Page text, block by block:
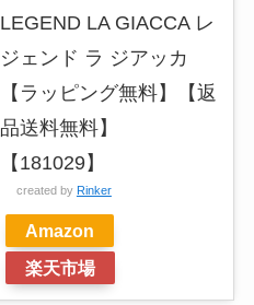
LEGEND LA GIACCA レ
ジェンド ラ ジアッカ
【ラッピング無料】【返
品送料無料】
【181029】
created by Rinker
Amazon
楽天市場